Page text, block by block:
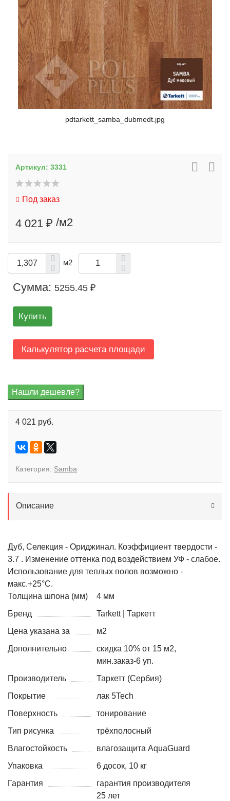
pdtarkett_samba_dubmedt.jpg
Артикул: 3331
Под заказ
4 021 ₽ /м2
м2
Сумма: 5255.45 ₽
Купить
Калькулятор расчета площади
4 021 руб.
Категория: Samba
Описание
Дуб, Селекция - Ориджинал. Коэффициент твердости -
3.7 . Изменение оттенка под воздействием УФ - слабое.
Использование для теплых полов возможно -
макс.+25°С.
Толщина шпона (мм)
4 мм
Бренд
Tarkett | Таркетт
Цена указана за
м2
Дополнительно
скидка 10% от 15 м2,
мин.заказ-6 уп.
Производитель
Таркетт (Сербия)
Покрытие
лак 5Tech
Поверхность
тонирование
Тип рисунка
трёхполосный
Влагостойкость
влагозащита AquaGuard
Упаковка
6 досок, 10 кг
Гарантия
гарантия производителя
25 лет